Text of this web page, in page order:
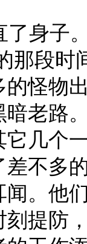
身子
那段
怪物
暗老
几个
不多
。他
提防